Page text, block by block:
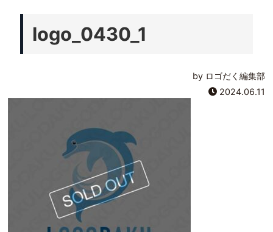
logo_0430_1
by ロゴだく編集部
2024.06.11